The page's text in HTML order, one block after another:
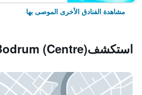
مشاهدة الفنادق الأخرى الموصى بها
استكشفBodrum (Centre), بودروم